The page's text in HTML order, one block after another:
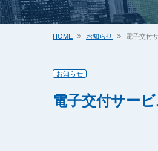
HOME お知らせ 電子交付
お知らせ
電子交付サー